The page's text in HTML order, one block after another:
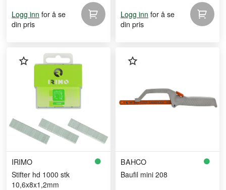
Logg inn for å se
din pris
Logg inn for å se
din pris
IRIMO
Stifter hd 1000 stk
10,6x8x1,2mm
BAHCO
Baufil mini 208